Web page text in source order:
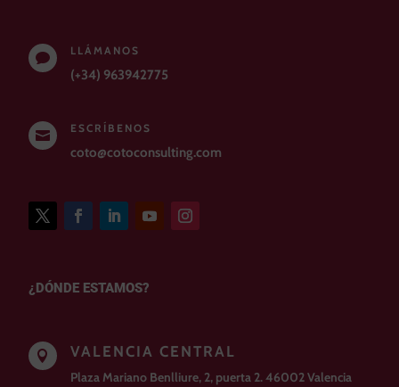

LLÁMANOS
(+34) 963942775

ESCRÍBENOS
coto@cotoconsulting.com
¿DÓNDE ESTAMOS?
 VALENCIA CENTRAL
Plaza Mariano Benlliure, 2, puerta 2. 46002 Valencia